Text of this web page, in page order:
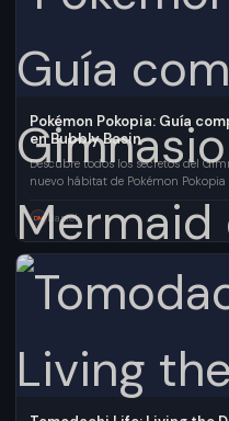
Pokémon Pokopia: Guía
en Bubbly Basin
Descubre todos los secretos del
nuevo hábitat de Pokémon
DM Daniel